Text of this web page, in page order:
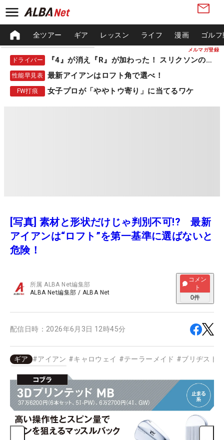
メルマガ登録
全ツアー ギア レッスン ライフ 漫画 ゴル
ドライバー 『4』が消え『R』が加わった！ スリクソンの新作
性能早見表 最新アイアンはロフト角で選べ！
FW打痕 女子プロが「ややトウ寄り」に当てるワケ
[写真] 素材と形状だけじゃ判別不可!? 最新
アイアンは“ロフト”を第一基準に選ばないと
危険！
所属ALBA Net編集部
ALBA Net編集部 / ALBA Net
コメン
ト
0件
配信日時： 2026年6月3日 12時45分
ギア #アイアン #キャロウェイ #テーラーメイド #ブリヂスト